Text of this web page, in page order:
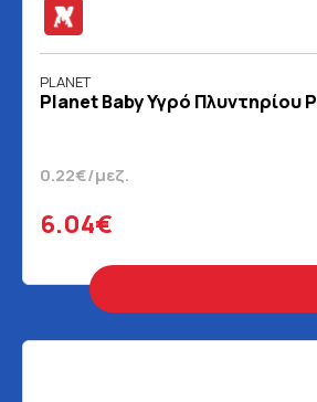
PLANET
Planet Baby Υγρό Πλυντηρίου
0.22€/μεζ.
6.04€